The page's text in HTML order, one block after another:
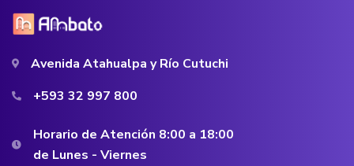
Avenida Atahualpa y Río Cutuchi
+593 32 997 800
Horario de Atención 8:00 a 18:00
de Lunes - Viernes